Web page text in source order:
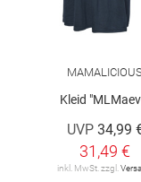
Kleid
UVP 34,99
31,49 €
inkl. MwSt. zzgl.